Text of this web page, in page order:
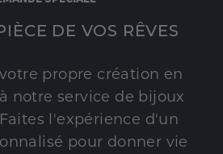
DE VOS RÊVES
propre création en
notre service de bijoux
l'expérience d'un
pour donner vie